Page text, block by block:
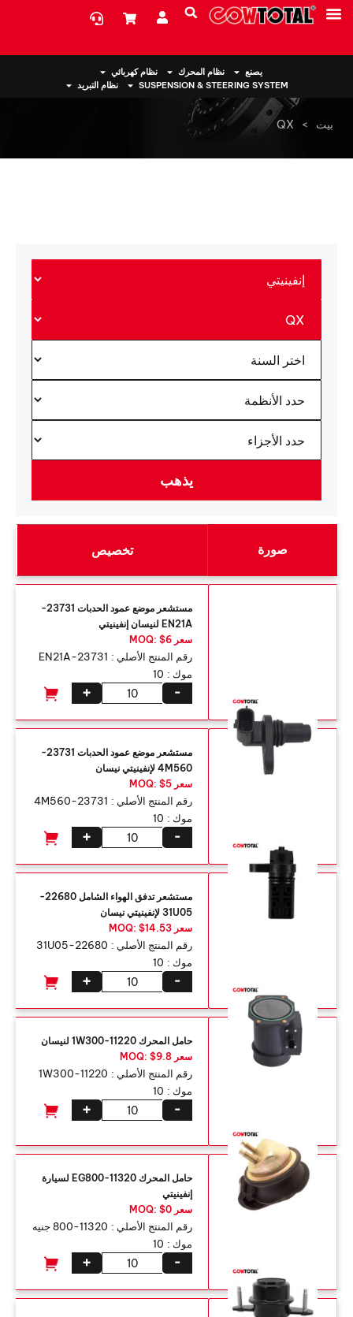
يصنع نظام المحرك
نظام كهربائي
SUSPENSION & STEERING SYSTEM
نظام التبريد
بيت >
QX
صورة تخصيص
مستشعر موضع عمود الحدبات 23731-
EN21A لنيسان إنفينيتي
سعر MOQ: $6
رقم المنتج الأصلي : 23731-EN21A
موك : 10
+ -
مستشعر موضع عمود الحدبات 23731-
4M560 لإنفينيتي نيسان
سعر MOQ: $5
رقم المنتج الأصلي : 23731-4M560
موك : 10
+ -
مستشعر تدفق الهواء الشامل 22680-
31U05 لإنفينيتي نيسان
سعر MOQ: $14.53
رقم المنتج الأصلي : 22680-31U05
موك : 10
+ -
حامل المحرك 11220-1W300 لنيسان
سعر MOQ: $9.8
رقم المنتج الأصلي : 11220-1W300
موك : 10
+ -
حامل المحرك 11320-EG800 لسيارة
إنفينيتي
سعر MOQ: $0
رقم المنتج الأصلي : 11320-800 جنيه
موك : 10
+ -